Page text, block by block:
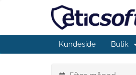
Kundeside Butik